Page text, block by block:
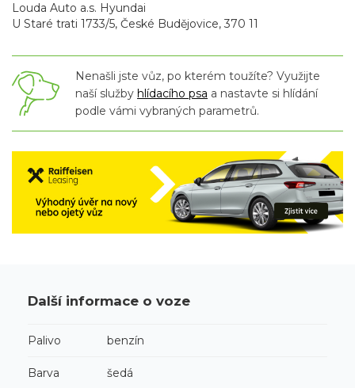
Louda Auto a.s. Hyundai
U Staré trati 1733/5, České Budějovice, 370 11
Nenašli jste vůz, po kterém toužíte? Využijte
naší služby hlídacího psa a nastavte si hlídání
podle vámi vybraných parametrů.
Další informace o voze
Palivo benzín
Barva šedá